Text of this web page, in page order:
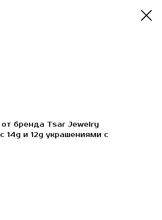
от бренда Tsar Jewelry
14g и 12g украшениями с